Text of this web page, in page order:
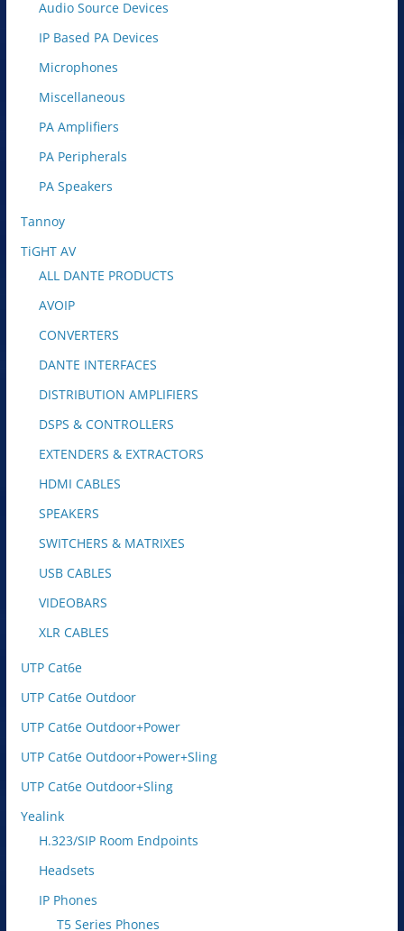
Audio Source Devices
IP Based PA Devices
Microphones
Miscellaneous
PA Amplifiers
PA Peripherals
PA Speakers
Tannoy
TiGHT AV
ALL DANTE PRODUCTS
AVOIP
CONVERTERS
DANTE INTERFACES
DISTRIBUTION AMPLIFIERS
DSPS & CONTROLLERS
EXTENDERS & EXTRACTORS
HDMI CABLES
SPEAKERS
SWITCHERS & MATRIXES
USB CABLES
VIDEOBARS
XLR CABLES
UTP Cat6e
UTP Cat6e Outdoor
UTP Cat6e Outdoor+Power
UTP Cat6e Outdoor+Power+Sling
UTP Cat6e Outdoor+Sling
Yealink
H.323/SIP Room Endpoints
Headsets
IP Phones
T5 Series Phones